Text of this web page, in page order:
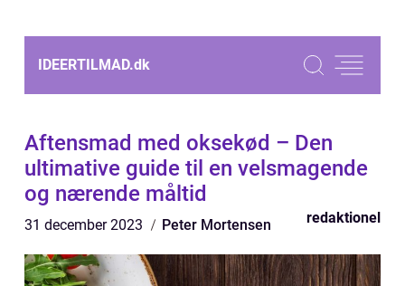
IDEERTILMAD.dk
Aftensmad med oksekød – Den
ultimative guide til en velsmagende
og nærende måltid
31 december 2023 Peter Mortensen redaktionel